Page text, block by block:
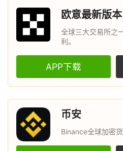
欧意最新版本
全球三大交易所之
利。
APP下载
币安
Binance全球加密